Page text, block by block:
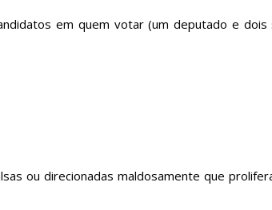
em quem votar (um deputado e
ou direcionadas maldosamente que